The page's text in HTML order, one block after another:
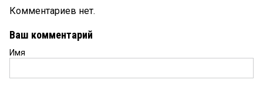
Комментариев нет.
Ваш комментарий
Имя